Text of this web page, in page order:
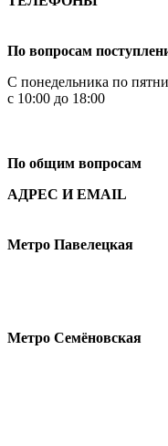
По вопросам
С понедельника по
с 10:00 до 18:00
По общим вопросам
АДРЕС И EMAIL
Метро Павелецкая
Метро Семёновская